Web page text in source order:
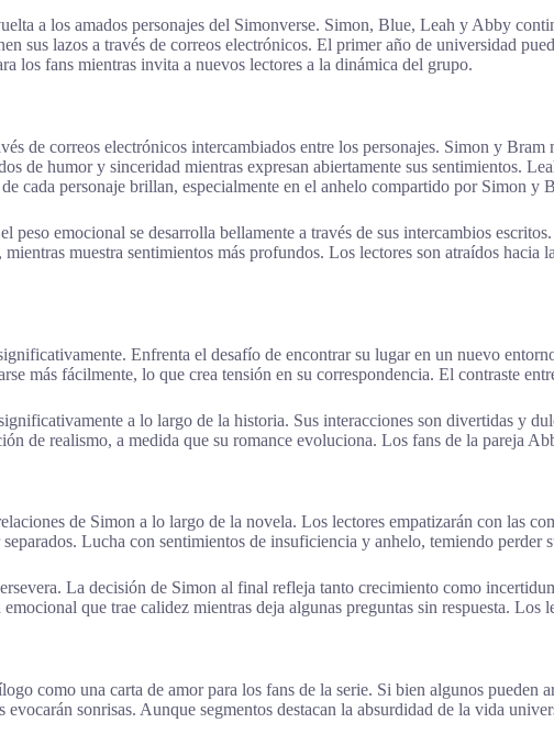
a los amados personajes del Simonverse. Simon, Blue, Leah y Abby
sus lazos a través de correos electrónicos. El primer año de universidad
los fans mientras invita a nuevos lectores a la dinámica del grupo.
de correos electrónicos intercambiados entre los personajes. Simon y
de humor y sinceridad mientras expresan abiertamente sus sentimientos.
cada personaje brillan, especialmente en el anhelo compartido por Simon y
peso emocional se desarrolla bellamente a través de sus intercambios
muestra sentimientos más profundos. Los lectores son atraídos hacia
Enfrenta el desafío de encontrar su lugar en un nuevo
más fácilmente, lo que crea tensión en su correspondencia. El contraste
a lo largo de la historia. Sus interacciones son divertidas y
de realismo, a medida que su romance evoluciona. Los fans de la pareja
de Simon a lo largo de la novela. Los lectores empatizarán con las
separados. Lucha con sentimientos de insuficiencia y anhelo, temiendo perder
La decisión de Simon al final refleja tanto crecimiento como
que trae calidez mientras deja algunas preguntas sin respuesta.
como una carta de amor para los fans de la serie. Si bien algunos pueden
sonrisas. Aunque segmentos destacan la absurdidad de la vida